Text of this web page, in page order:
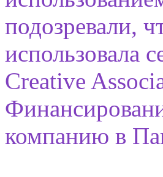
подозревали,
использовала
Creative
компанию в